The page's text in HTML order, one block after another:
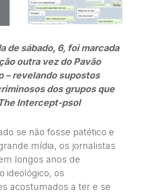
de sábado, 6, foi marcada
outra vez do Pavão
– revelando supostos
dos grupos que
Intercept-psol
se não fosse patético e
mídia, os jornalistas
longos anos de
ideológico, os
acostumados a ter e se